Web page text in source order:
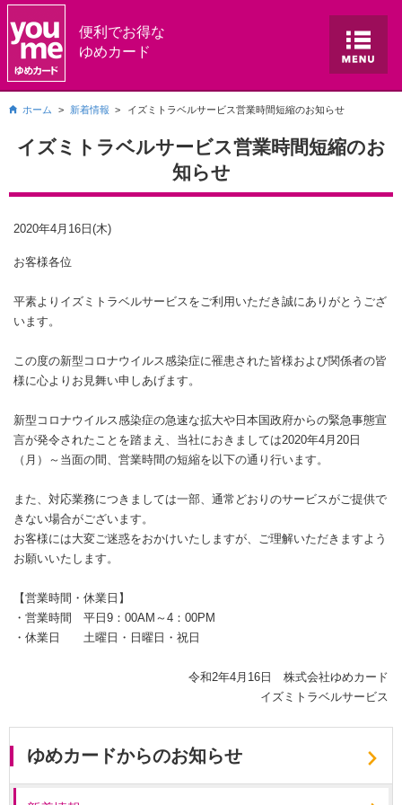
便利でお得な
ゆめカード
ホーム 新着情報 イズミトラベルサービス営業時間短縮のお知らせ
イズミトラベルサービス営業時間短縮のお
知らせ
2020年4月16日(木)
お客様各位
平素よりイズミトラベルサービスをご利用いただき誠にありがとうござ
います。
この度の新型コロナウイルス感染症に罹患された皆様および関係者の皆
様に心よりお見舞い申しあげます。
新型コロナウイルス感染症の急速な拡大や日本国政府からの緊急事態宣
言が発令されたことを踏まえ、当社におきましては2020年4月20日
（月）～当面の間、営業時間の短縮を以下の通り行います。
また、対応業務につきましては一部、通常どおりのサービスがご提供で
きない場合がございます。
お客様には大変ご迷惑をおかけいたしますが、ご理解いただきますよう
お願いいたします。
【営業時間・休業日】
・営業時間 平日9：00AM～4：00PM
・休業日 土曜日・日曜日・祝日
令和2年4月16日 株式会社ゆめカード
イズミトラベルサービス
ゆめカードからのお知らせ